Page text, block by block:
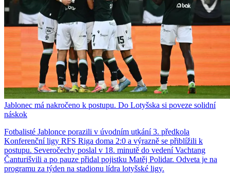
Jablonec má nakročeno k postupu. Do Lotyšska si poveze solidní
náskok
Fotbalisté Jablonce porazili v úvodním utkání 3. předkola
Konferenční ligy RFS Riga doma 2:0 a výrazně se přiblížili k
postupu. Severočechy poslal v 18. minutě do vedení Vachtang
Čanturišvili a po pauze přidal pojistku Matěj Polidar. Odveta je na
programu za týden na stadionu lídra lotyšské ligy.